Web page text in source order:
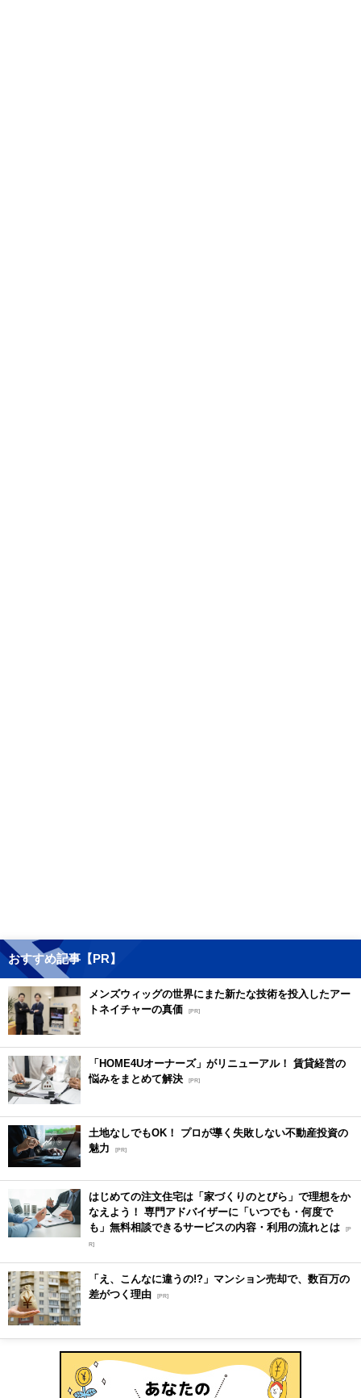
おすすめ記事【PR】
メンズウィッグの世界にまた新たな技術を投入したアー
トネイチャーの真価 [PR]
「HOME4Uオーナーズ」がリニューアル！ 賃貸経営の
悩みをまとめて解決 [PR]
土地なしでもOK！ プロが導く失敗しない不動産投資の
魅力
[PR]
はじめての注文住宅は「家づくりのとびら」で理想をか
なえよう！ 専門アドバイザーに「いつでも・何度で
も」無料相談できるサービスの内容・利用の流れとは [P
R]
「え、こんなに違うの!?」マンション売却で、数百万の
差がつく理由 [PR]